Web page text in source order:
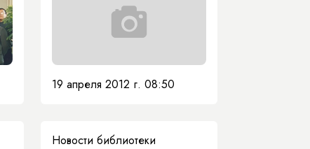
парламентаризма в
становлении
государственности
Якутии», посвященной 20-
летию принятия
Конституции республики.
19 апреля 2012 г. 08:50
Новости библиотеки